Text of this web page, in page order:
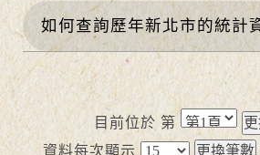
如何查詢歷年新北市的統計
目前位於 第
資料每次顯示